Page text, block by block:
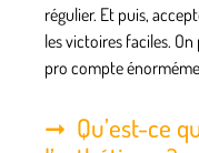
régulier. Et puis,
les victoires faciles.
pro compte
Qu’est-ce